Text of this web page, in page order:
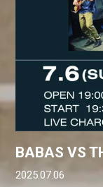
BABAS VS
2025.07.06